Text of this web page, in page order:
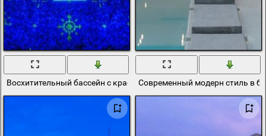
Восхитительный бассейн с красивыми фонарями
Современный модерн стиль в